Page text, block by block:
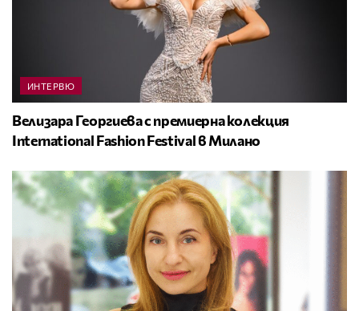
ИНТЕРВЮ
Велизара Георгиева с премиерна колекция
International Fashion Festival в Милано